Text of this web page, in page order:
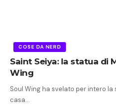
COSE DA NERD
Saint Seiya: la statua di
Wing
Soul Wing ha svelato per intero
casa…